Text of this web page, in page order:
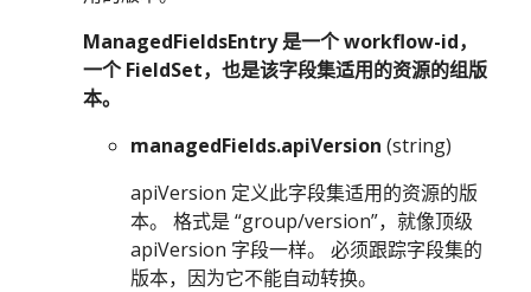
ManagedFieldsEntry 是一个 workflow-id，
一个 FieldSet，也是该字段集适用的资源的组版
本。
managedFields.apiVersion (string)
apiVersion 定义此字段集适用的资源的版
本。 格式是 “group/version”，就像顶级
apiVersion 字段一样。 必须跟踪字段集的
版本，因为它不能自动转换。